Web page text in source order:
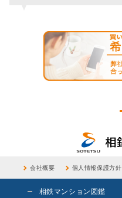
会社概要 個人情報保護方針
相鉄マンション図鑑